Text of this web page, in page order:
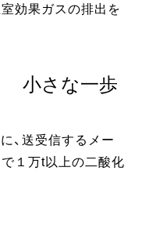
効果ガスの排出を
小さな一歩
、送受信するメー
１万t以上の二酸化